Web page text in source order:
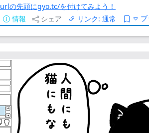
urlの先頭にgyo.tc/を付けてみよう！
情報
シェア リンク: 通常